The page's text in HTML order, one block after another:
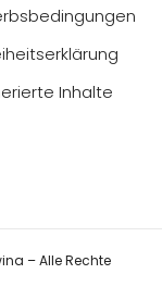
Inhalte
– Alle Rechte